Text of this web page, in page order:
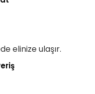
elinize ulaşır.